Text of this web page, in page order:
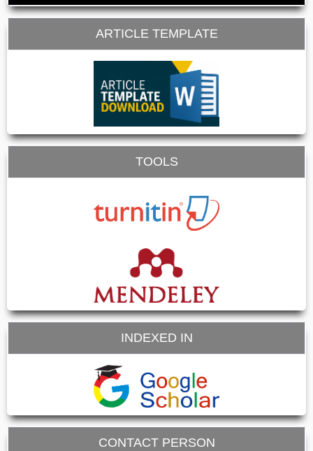
ARTICLE TEMPLATE
TOOLS
INDEXED IN
CONTACT PERSON